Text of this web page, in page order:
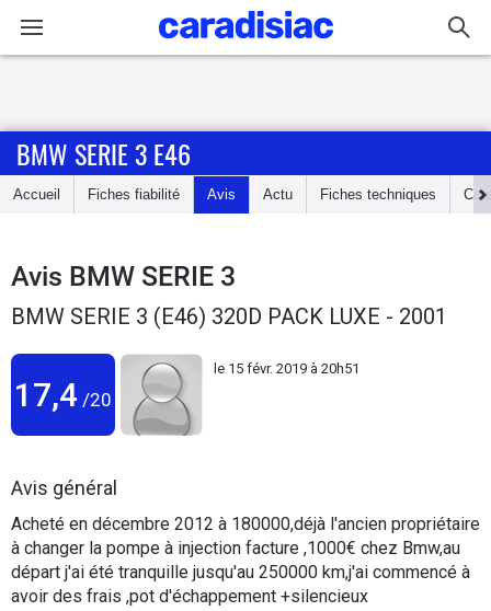
Accueil
Essais
Guide
Electriques
Flottes
Auto
Services
BMW SERIE 3 E46
Accueil Fiches fiabilité Avis Actu Fiches techniques
Avis BMW SERIE 3
BMW SERIE 3 (E46) 320D PACK LUXE - 2001
17,4 /20
le 15 févr. 2019 à 20h51
Avis général
Acheté en décembre 2012 à 180000,déjà l'ancien propriétaire
à changer la pompe à injection facture ,1000€ chez Bmw,au
départ j'ai été tranquille jusqu'au 250000 km,j'ai commencé à
avoir des frais ,pot d'échappement +silencieux